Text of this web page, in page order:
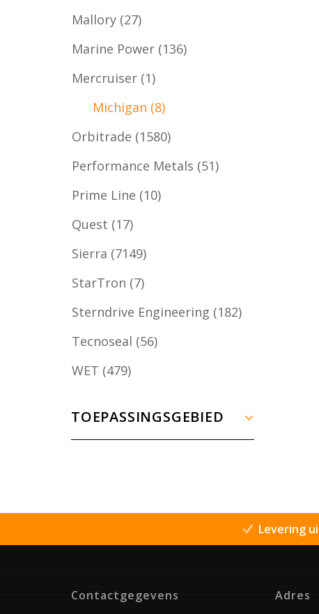
Mallory (27)
Marine Power (136)
Mercruiser (1)
Michigan (8)
Orbitrade (1580)
Performance Metals (51)
Prime Line (10)
Quest (17)
Sierra (7149)
StarTron (7)
Sterndrive Engineering (182)
Tecnoseal (56)
WET (479)
TOEPASSINGSGEBIED
Levering
Contactgegevens Adres